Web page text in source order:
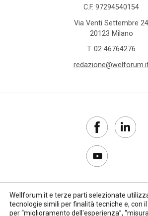
C.F. 97294540154
Via Venti Settembre 24
20123 Milano
T. 02 46764276
Copyright 2017–2026
Wellforum.it e terze parti selezionate
tecnologie simili per finalità tecniche e, con
per “miglioramento dell'esperienza”,